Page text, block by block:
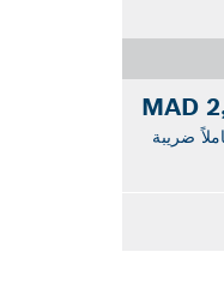
ضريبة